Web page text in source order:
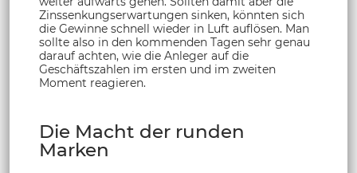
Zinssenkungserwartungen sinken, könnten sich
die Gewinne schnell wieder in Luft auflösen. Man
sollte also in den kommenden Tagen sehr genau
darauf achten, wie die Anleger auf die
Geschäftszahlen im ersten und im zweiten
Moment reagieren.
Die Macht der runden
Marken